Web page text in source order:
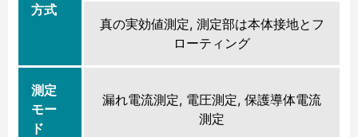
方式
真の実効値測定, 測定部は本体接地とフ
ローティング
測定
モー
ド
漏れ電流測定, 電圧測定, 保護導体電流
測定